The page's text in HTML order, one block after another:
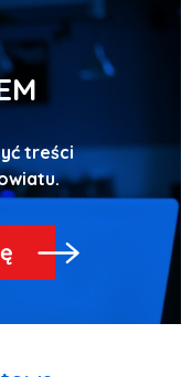
treści
dotyczące naszego powiatu.